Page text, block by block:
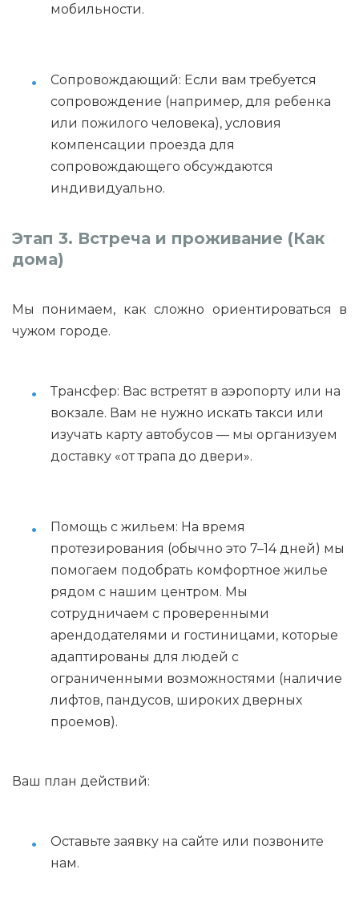
мобильности.
Сопровождающий: Если вам требуется
сопровождение (например, для ребенка
или пожилого человека), условия
компенсации проезда для
сопровождающего обсуждаются
индивидуально.
Этап 3. Встреча и проживание (Как
дома)
Мы понимаем, как сложно ориентироваться в
чужом городе.
Трансфер: Вас встретят в аэропорту или на
вокзале. Вам не нужно искать такси или
изучать карту автобусов — мы организуем
доставку «от трапа до двери».
Помощь с жильем: На время
протезирования (обычно это 7–14 дней) мы
помогаем подобрать комфортное жилье
рядом с нашим центром. Мы
сотрудничаем с проверенными
арендодателями и гостиницами, которые
адаптированы для людей с
ограниченными возможностями (наличие
лифтов, пандусов, широких дверных
проемов).
Ваш план действий:
Оставьте заявку на сайте или позвоните
нам.